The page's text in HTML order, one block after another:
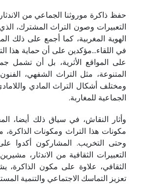
حفظ ذاكرة موروثنا الجماعي من
التعبيرات وصون التراث المشترك،
الهوية المغربية، كما أجمع على ذلك
في اللقاء…مؤكدين على أن حماية هذا
على المواقع الأثرية، بل أن تشمل
المتنوعة، مثل التراث الشفهي،
ومختلف أشكال التراث المادي
الجماعية للمغاربة.
وأثار النقاش، في سياق ذلك أيضا،
مكونات هذا التراث ومكونات الذاكرة،
وحتى التخريب. المشاركون أكدوا
التعبيرات الثقافية من الاندثار،
الثقافي، علاوة على مكون الذاكرة،
تعزيز التماسك الاجتماعي والتنمية